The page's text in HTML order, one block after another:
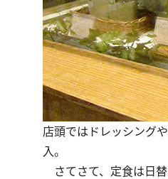
店頭ではドレッシング
入。
さてさて、定食は日